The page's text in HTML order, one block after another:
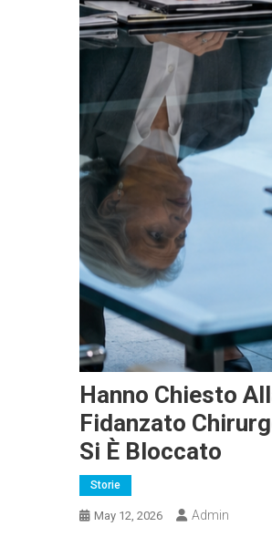
Hanno Chiesto
Fidanzato
Si È Bloccato
Storie
May 12, 2026 Admin